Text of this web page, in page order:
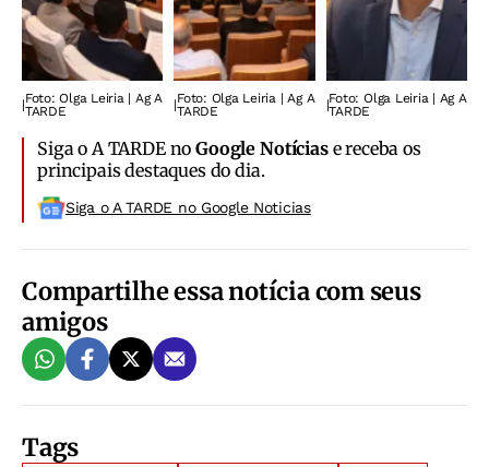
|Foto: Olga Leiria | Ag A
TARDE
|Foto: Olga Leiria | Ag A
TARDE
|Foto: Olga Leiria | Ag A
TARDE
Siga o A TARDE noGoogle Notíciase receba os
principais destaques do dia.
Siga o A TARDE no Google Noticias
Compartilhe essa notícia com seus
amigos
Tags